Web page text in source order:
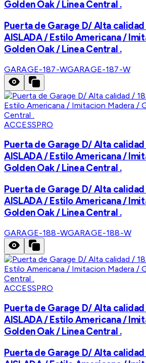
Golden Oak / Linea Central .
Puerta de Garage D/ Alta
AISLADA / Estilo Americana /
Golden Oak / Linea Central .
GARAGE-187-WGARAGE-187-W
ACCESSPRO
Puerta de Garage D/ Alta
AISLADA / Estilo Americana /
Golden Oak / Linea Central .
Puerta de Garage D/ Alta
AISLADA / Estilo Americana /
Golden Oak / Linea Central .
GARAGE-188-WGARAGE-188-W
ACCESSPRO
Puerta de Garage D/ Alta
AISLADA / Estilo Americana /
Golden Oak / Linea Central .
Puerta de Garage D/ Alta